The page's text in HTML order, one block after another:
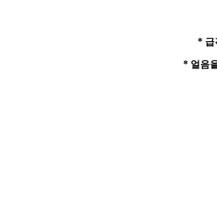
* 급
* 얼음